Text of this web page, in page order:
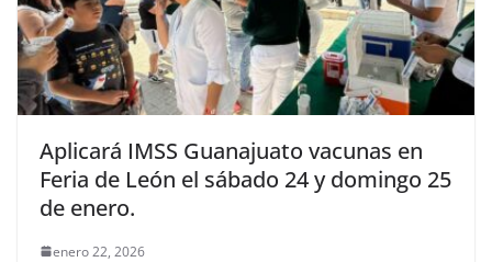
Aplicará IMSS Guanajuato vacunas en
Feria de León el sábado 24 y domingo 25
de enero.
enero 22, 2026